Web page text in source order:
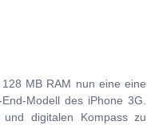
MB RAM nun eine eine
Modell des iPhone 3G.
und digitalen Kompass zu